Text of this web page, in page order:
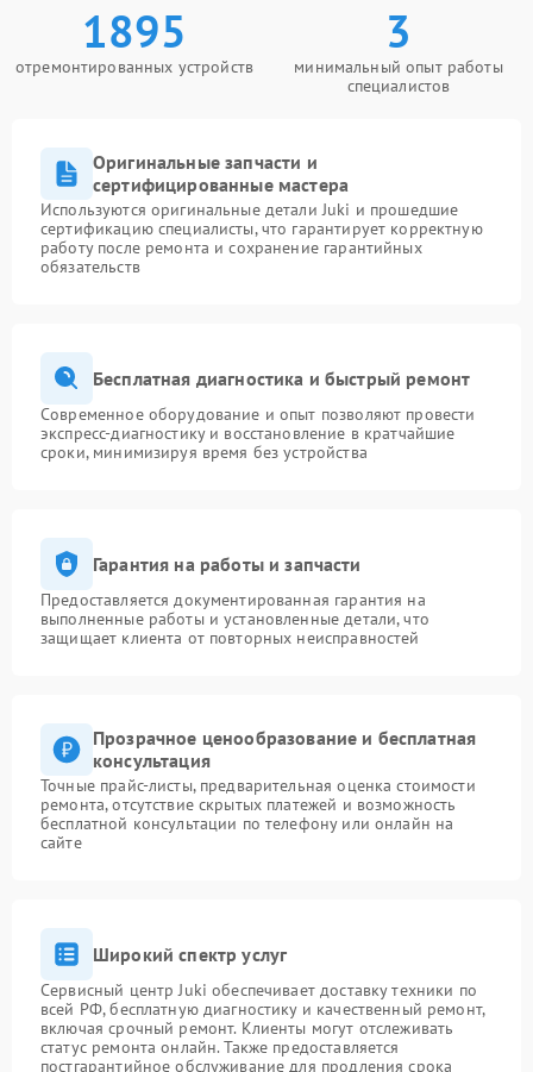
1895
отремонтированных устройств
3
минимальный опыт работы
специалистов
Оригинальные запчасти и
сертифицированные мастера
Используются оригинальные детали Juki и прошедшие
сертификацию специалисты, что гарантирует корректную
работу после ремонта и сохранение гарантийных
обязательств
Бесплатная диагностика и быстрый ремонт
Современное оборудование и опыт позволяют провести
экспресс-диагностику и восстановление в кратчайшие
сроки, минимизируя время без устройства
Гарантия на работы и запчасти
Предоставляется документированная гарантия на
выполненные работы и установленные детали, что
защищает клиента от повторных неисправностей
Прозрачное ценообразование и бесплатная
консультация
Точные прайс-листы, предварительная оценка стоимости
ремонта, отсутствие скрытых платежей и возможность
бесплатной консультации по телефону или онлайн на
сайте
Широкий спектр услуг
Сервисный центр Juki обеспечивает доставку техники по
всей РФ, бесплатную диагностику и качественный ремонт,
включая срочный ремонт. Клиенты могут отслеживать
статус ремонта онлайн. Также предоставляется
постгарантийное обслуживание для продления срока